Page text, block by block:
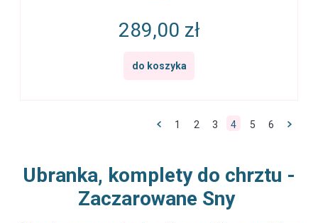
289,00 zł
do koszyka
1 2 3 4 5 6
Ubranka, komplety do chrztu -
Zaczarowane Sny